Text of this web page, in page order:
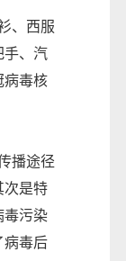
、西服
手、汽
病毒核
播途径
次是特
毒污染
病毒后